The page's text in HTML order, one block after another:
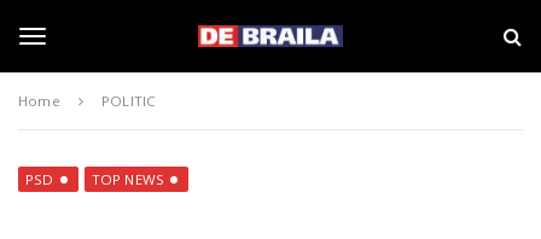
i
a
Home POLITIC
PSD TOP NEWS